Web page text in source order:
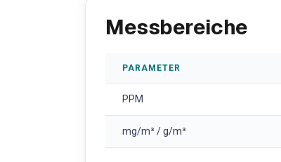
Messbereiche
PARAMETER
PPM
mg/m³ / g/m³